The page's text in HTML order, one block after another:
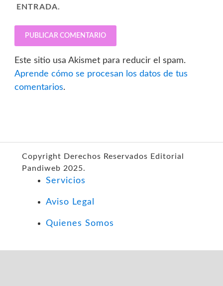
ENTRADA.
Este sitio usa Akismet para reducir el spam.
Aprende cómo se procesan los datos de tus
comentarios.
Copyright Derechos Reservados Editorial
Pandiweb 2025.
Servicios
Aviso Legal
Quienes Somos